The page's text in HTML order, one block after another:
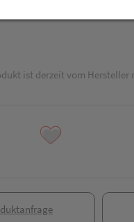
ist derzeit vom